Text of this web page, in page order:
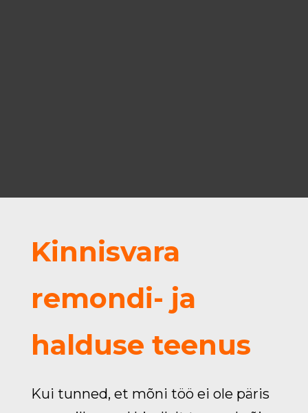
Kinnisvara
remondi- ja
halduse teenus
Kui tunned, et mõni töö ei ole päris